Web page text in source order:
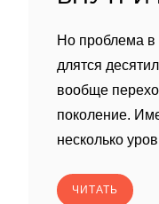
Но проблема в
длятся
вообще
поколение.
несколько
ЧИТАТЬ